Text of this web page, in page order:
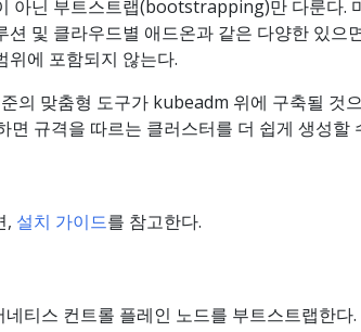
아닌 부트스트랩(bootstrapping)만 다룬다.
션 및 클라우드별 애드온과 같은 다양한 있으
위에 포함되지 않는다.
의 맞춤형 도구가 kubeadm 위에 구축될 것
규격을 따르는 클러스터를 더 쉽게 생성할
, 설치 가이드를 참고한다.
네티스 컨트롤 플레인 노드를 부트스트랩한다.